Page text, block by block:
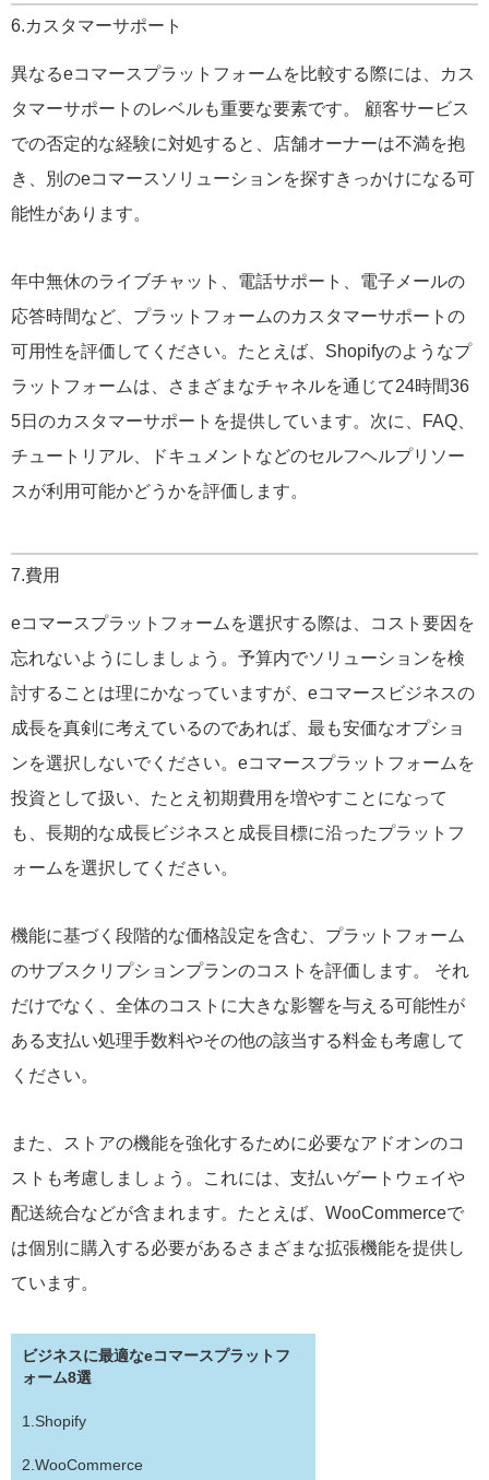
6.カスタマーサポート
異なるeコマースプラットフォームを比較する際には、カス
タマーサポートのレベルも重要な要素です。 顧客サービス
での否定的な経験に対処すると、店舗オーナーは不満を抱
き、別のeコマースソリューションを探すきっかけになる可
能性があります。
年中無休のライブチャット、電話サポート、電子メールの
応答時間など、プラットフォームのカスタマーサポートの
可用性を評価してください。たとえば、Shopifyのようなプ
ラットフォームは、さまざまなチャネルを通じて24時間36
5日のカスタマーサポートを提供しています。次に、FAQ、
チュートリアル、ドキュメントなどのセルフヘルプリソー
スが利用可能かどうかを評価します。
7.費用
eコマースプラットフォームを選択する際は、コスト要因を
忘れないようにしましょう。予算内でソリューションを検
討することは理にかなっていますが、eコマースビジネスの
成長を真剣に考えているのであれば、最も安価なオプショ
ンを選択しないでください。eコマースプラットフォームを
投資として扱い、たとえ初期費用を増やすことになって
も、長期的な成長ビジネスと成長目標に沿ったプラットフ
ォームを選択してください。
機能に基づく段階的な価格設定を含む、プラットフォーム
のサブスクリプションプランのコストを評価します。 それ
だけでなく、全体のコストに大きな影響を与える可能性が
ある支払い処理手数料やその他の該当する料金も考慮して
ください。
また、ストアの機能を強化するために必要なアドオンのコ
ストも考慮しましょう。これには、支払いゲートウェイや
配送統合などが含まれます。たとえば、WooCommerceで
は個別に購入する必要があるさまざまな拡張機能を提供し
ています。
ビジネスに最適なeコマースプラットフ
ォーム8選
1.Shopify
2.WooCommerce